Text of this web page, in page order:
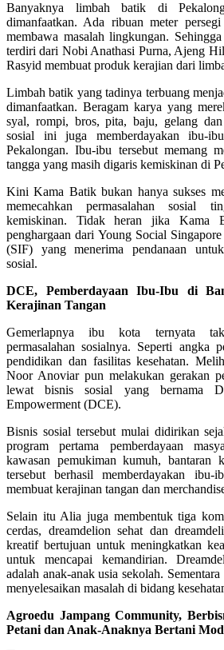
Banyaknya limbah batik di
dimanfaatkan. Ada ribuan meter
membawa masalah lingkungan.
terdiri dari Nobi Anathasi Purna, Ajeng
Rasyid membuat produk kerajian dari
Limbah batik yang tadinya terbuang
dimanfaatkan. Beragam karya yang
syal, rompi, bros, pita, baju, gelang
sosial ini juga memberdayakan ibu-
Pekalongan. Ibu-ibu tersebut memang
tangga yang masih digaris kemiskinan di
Kini Kama Batik bukan hanya sukses
memecahkan permasalahan sosial
kemiskinan. Tidak heran jika Kama
penghargaan dari Young Social
(SIF) yang menerima pendanaan
sosial.
DCE, Pemberdayaan Ibu-Ibu di
Kerajinan Tangan
Gemerlapnya ibu kota ternyata
permasalahan sosialnya. Seperti angka
pendidikan dan fasilitas kesehatan.
Noor Anoviar pun melakukan gerakan
lewat bisnis sosial yang bernama
Empowerment (DCE).
Bisnis sosial tersebut mulai didirikan
program pertama pemberdayaan
kawasan pemukiman kumuh, bantaran
tersebut berhasil memberdayakan
membuat kerajinan tangan dan
Selain itu Alia juga membentuk tiga
cerdas, dreamdelion sehat dan
kreatif bertujuan untuk meningkatkan
untuk mencapai kemandirian.
adalah anak-anak usia sekolah.
menyelesaikan masalah di bidang
Agroedu Jampang Community,
Petani dan Anak-Anaknya Bertani